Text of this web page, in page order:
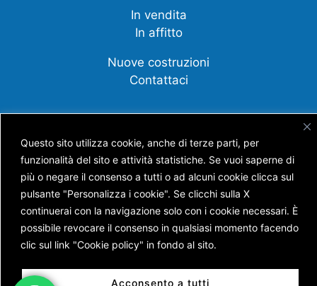
Questo sito utilizza cookie, anche di terze parti, per
funzionalità del sito e attività statistiche. Se vuoi saperne di
più o negare il consenso a tutti o ad alcuni cookie clicca sul
pulsante "Personalizza i cookie". Se clicchi sulla X
continuerai con la navigazione solo con i cookie necessari. È
possibile revocare il consenso in qualsiasi momento facendo
clic sul link "Cookie policy" in fondo al sito.
Acconsento a tutti
In vendita
In affitto
Nuove costruzioni
Contattaci
Affittanza
Cessione d'azienda
Scopri tutti i nostri servizi